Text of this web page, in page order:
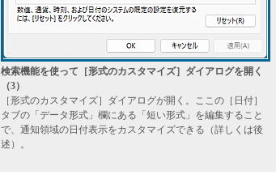
検索機能を使って［形式のカスタマイズ］ダイアログを開く
（3）
［形式のカスタマイズ］ダイアログが開く。ここの［日付］
タブの「データ形式」欄にある「短い形式」を編集すること
で、通知領域の日付表示をカスタマイズできる（詳しくは後
述）。